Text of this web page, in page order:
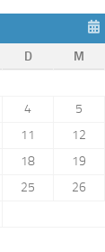
D M
4 5
11 12
18 19
25 26